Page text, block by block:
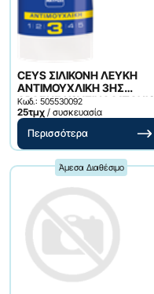
CEYS ΣΙΛΙΚΟΝΗ ΛΕΥΚΗ
ΑΝΤΙΜΟΥΧΛΙΚΗ 3ΗΣ
ΔΡΑΣΗΣ ΚΟΥΖΙΝΑ ΜΠΑΝΙΟ
280ML
Κωδ.: 505530092
25τμχ / συσκευασία
Περισσότερα
Άμεσα Διαθέσιμο